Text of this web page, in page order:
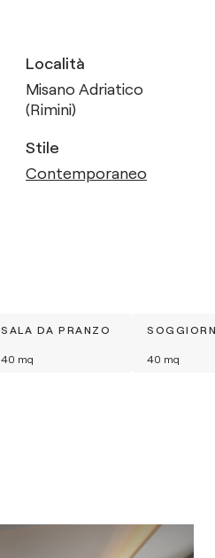
Località
Misano Adriatico
(Rimini)
Stile
Contemporaneo
SALA DA PRANZO
40 mq 40 mq